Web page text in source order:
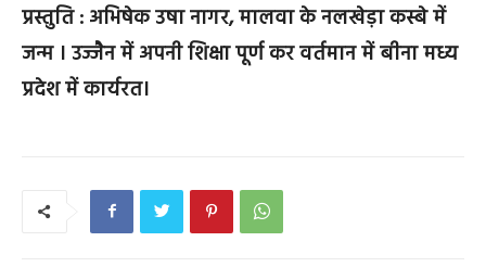
प्रस्तुति : अभिषेक उषा नागर, मालवा के नलखेड़ा कस्बे में
जन्म । उज्जैन में अपनी शिक्षा पूर्ण कर वर्तमान में बीना मध्य
प्रदेश में कार्यरत।